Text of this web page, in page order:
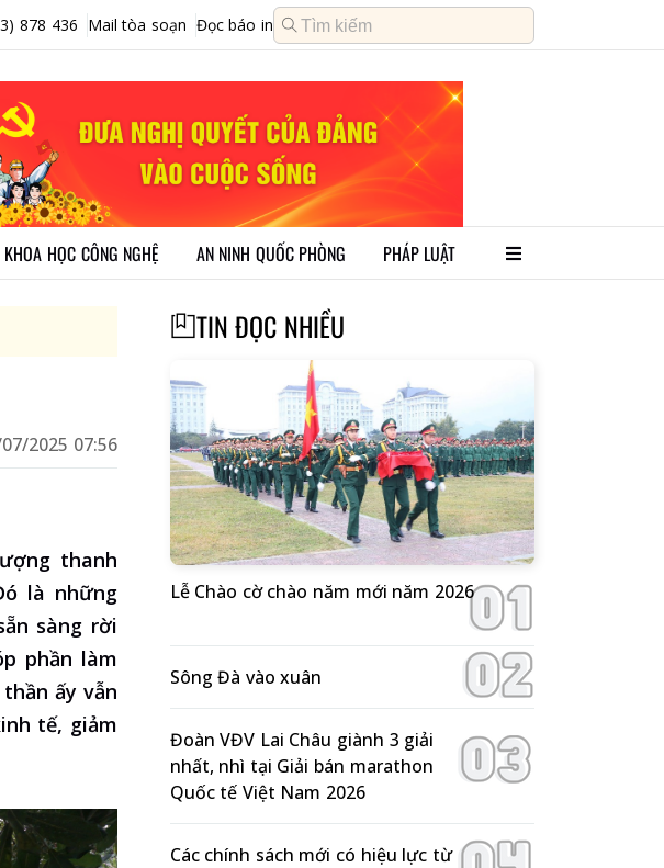
878 436 Mail tòa soạn Đọc báo in
KHOA HỌC CÔNG NGHỆ AN NINH QUỐC PHÒNG PHÁP LUẬT
2025 07:56
thanh
là những
sàng rời
phần làm
ấy vẫn
tế, giảm
TIN ĐỌC NHIỀU
Lễ Chào cờ chào năm mới năm 2026
Sông Đà vào xuân
Đoàn VĐV Lai Châu giành 3 giải
nhất, nhì tại Giải bán marathon
Quốc tế Việt Nam 2026
Các chính sách mới có hiệu lực từ